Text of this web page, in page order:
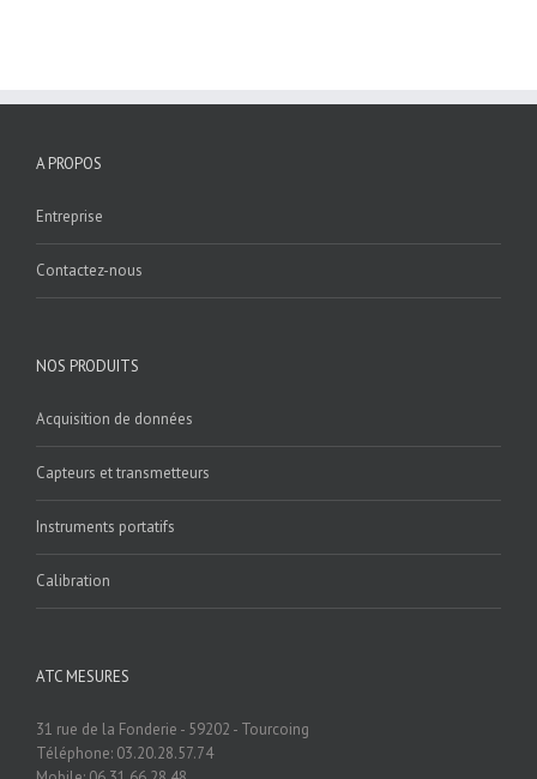
A PROPOS
Entreprise
Contactez-nous
NOS PRODUITS
Acquisition de données
Capteurs et transmetteurs
Instruments portatifs
Calibration
ATC MESURES
31 rue de la Fonderie - 59202 - Tourcoing
Téléphone: 03.20.28.57.74